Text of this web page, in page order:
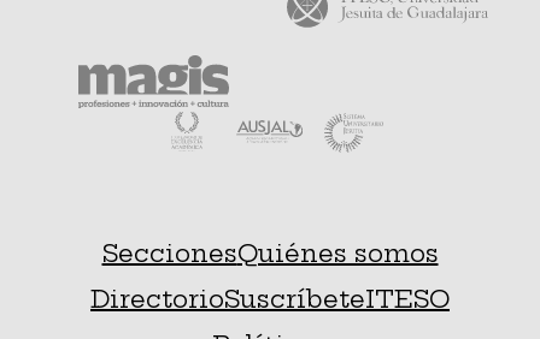
SeccionesQuiénes somos
DirectorioSuscríbeteITESO